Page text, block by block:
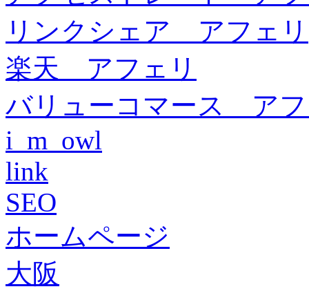
リンクシェア アフェリ
楽天 アフェリ
バリューコマース ア
i_m_owl
link
SEO
ホームページ
大阪